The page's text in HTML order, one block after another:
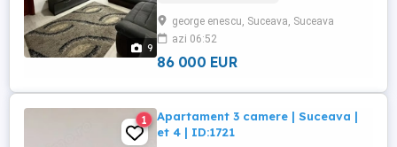
9
principalele puncte de interes ale orasului.
Proprietatea beneficiaza de o amplasare
excelenta, in imediata ...
george enescu, Suceava, Suceava
azi 06:52
86 000 EUR
1
Apartament 3 camere | Suceava |
et 4 | ID:1721